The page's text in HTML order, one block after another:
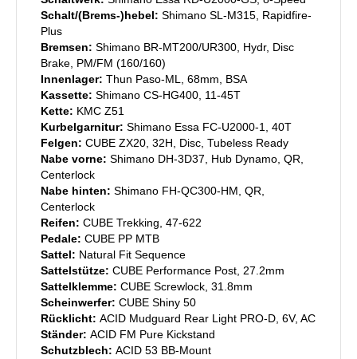
Schalt/(Brems-)hebel: Shimano SL-M315, Rapidfire-
Plus
Bremsen: Shimano BR-MT200/UR300, Hydr, Disc
Brake, PM/FM (160/160)
Innenlager: Thun Paso-ML, 68mm, BSA
Kassette: Shimano CS-HG400, 11-45T
Kette: KMC Z51
Kurbelgarnitur: Shimano Essa FC-U2000-1, 40T
Felgen: CUBE ZX20, 32H, Disc, Tubeless Ready
Nabe vorne: Shimano DH-3D37, Hub Dynamo, QR,
Centerlock
Nabe hinten: Shimano FH-QC300-HM, QR,
Centerlock
Reifen: CUBE Trekking, 47-622
Pedale: CUBE PP MTB
Sattel: Natural Fit Sequence
Sattelstütze: CUBE Performance Post, 27.2mm
Sattelklemme: CUBE Screwlock, 31.8mm
Scheinwerfer: CUBE Shiny 50
Rücklicht: ACID Mudguard Rear Light PRO-D, 6V, AC
Ständer: ACID FM Pure Kickstand
Schutzblech: ACID 53 BB-Mount